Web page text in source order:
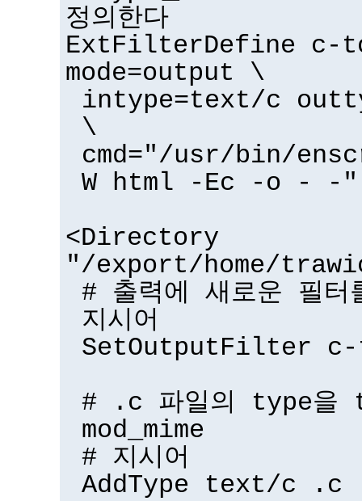
정의한다
ExtFilterDefine c-
mode=output \
intype=text/c
\
cmd="/usr/bin/
W html -Ec -o - -"
<Directory
"/export/home/
# 출력에 새로운 필
지시어
SetOutputFilter
# .c 파일의 type을
mod_mime
# 지시어
AddType text/c .c